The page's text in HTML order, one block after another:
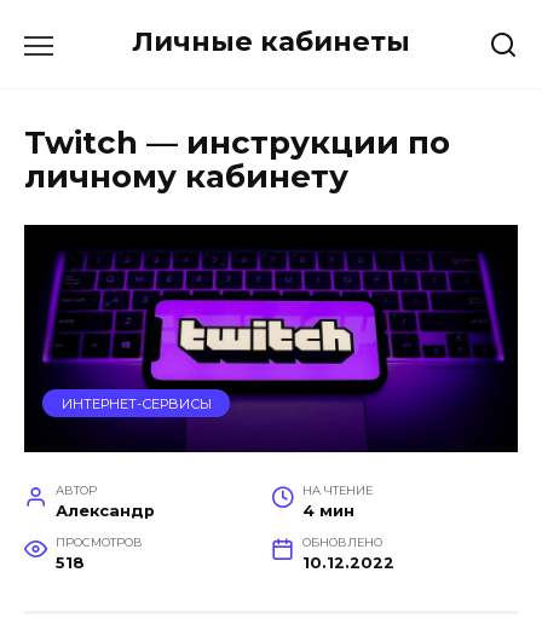
Личные кабинеты
Twitch — инструкции по
личному кабинету
ИНТЕРНЕТ-СЕРВИСЫ
АВТОР
Александр
НА ЧТЕНИЕ
4 мин
ПРОСМОТРОВ
518
ОБНОВЛЕНО
10.12.2022